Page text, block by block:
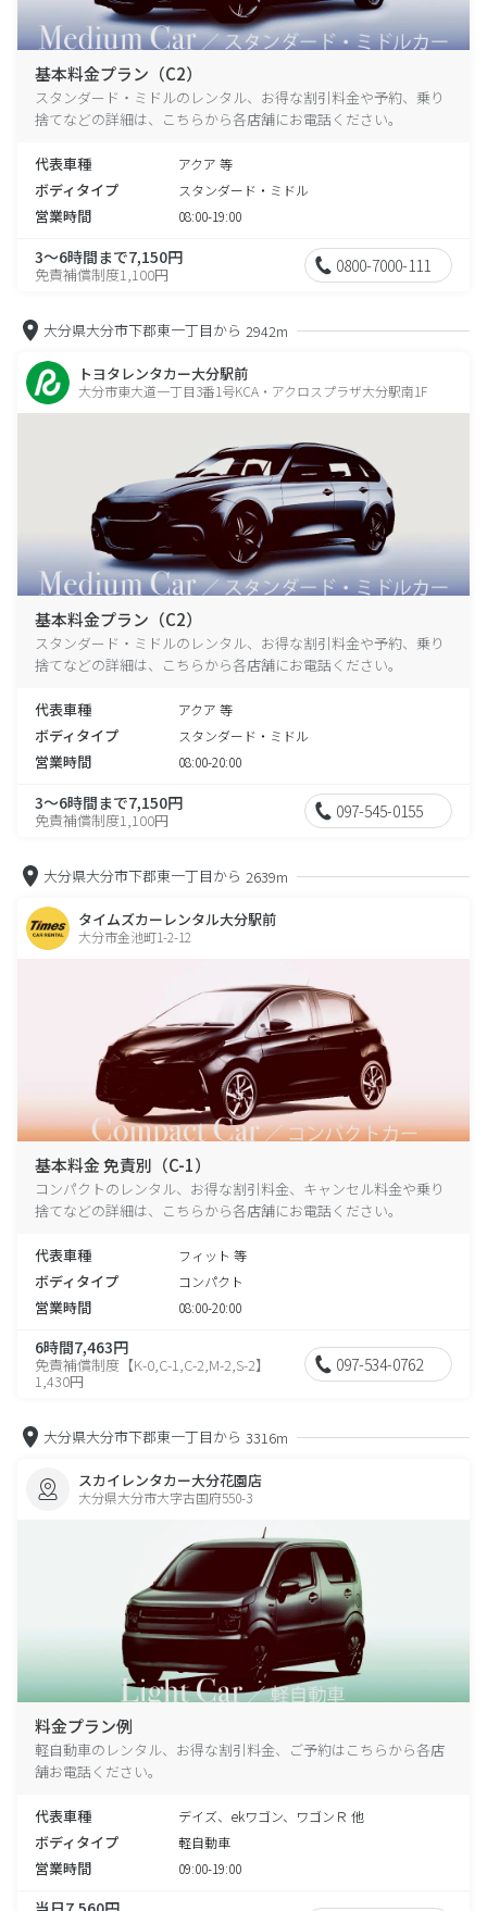
基本料金プラン（C2）
スタンダード・ミドルのレンタル、お得な割引料金や予約、乗り
捨てなどの詳細は、こちらから各店舗にお電話ください。
代表車種 アクア 等
ボディタイプ スタンダード・ミドル
営業時間 08:00-19:00
3～6時間まで7,150円
免責補償制度1,100円 0800-7000-111
大分県大分市下郡東一丁目から 2942m
トヨタレンタカー大分駅前
大分市東大道一丁目3番1号KCA・アクロスプラザ大分駅南1F
基本料金プラン（C2）
スタンダード・ミドルのレンタル、お得な割引料金や予約、乗り
捨てなどの詳細は、こちらから各店舗にお電話ください。
代表車種 アクア 等
ボディタイプ スタンダード・ミドル
営業時間 08:00-20:00
3～6時間まで7,150円
免責補償制度1,100円 097-545-0155
大分県大分市下郡東一丁目から 2639m
タイムズカーレンタル大分駅前
大分市金池町1-2-12
基本料金 免責別（C-1）
コンパクトのレンタル、お得な割引料金、キャンセル料金や乗り
捨てなどの詳細は、こちらから各店舗にお電話ください。
代表車種 フィット 等
ボディタイプ コンパクト
営業時間 08:00-20:00
6時間7,463円
免責補償制度【K-0,C-1,C-2,M-2,S-2】
1,430円
097-534-0762
大分県大分市下郡東一丁目から 3316m
スカイレンタカー大分花園店
大分県大分市大字古国府550-3
料金プラン例
軽自動車のレンタル、お得な割引料金、ご予約はこちらから各店
舗お電話ください。
代表車種 デイズ、ekワゴン、ワゴンＲ 他
ボディタイプ 軽自動車
営業時間 09:00-19:00